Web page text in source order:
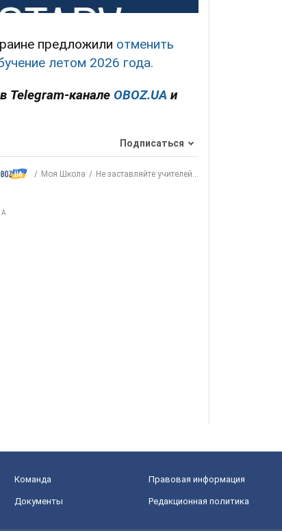
предложили отменить
летом 2026 года.
Telegram-канале OBOZ.UA и
Подписаться
Моя Школа Не заставляйте учителей...
Команда Правовая информация
Документы Редакционная политика